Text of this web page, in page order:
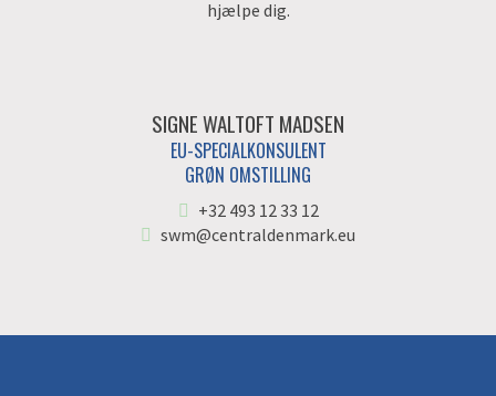
hjælpe dig.
SIGNE WALTOFT MADSEN
EU-SPECIALKONSULENT
GRØN OMSTILLING
+32 493 12 33 12
swm@centraldenmark.eu